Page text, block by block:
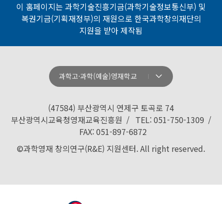
이 홈페이지는 과학기술진흥기금(과학기술정보통신부) 및
복권기금(기획재정부)의 재원으로 한국과학창의재단의
지원을 받아 제작됨
과학고·과학(예술)영재학교
강원과학고등학교
경기북과학고등학교
경남과학고등학교
(47584) 부산광역시 연제구 토곡로 74
부산광역시교육청영재교육진흥원 / TEL: 051-750-1309 /
FAX: 051-897-6872
©과학영재 창의연구(R&E) 지원센터. All right reserved.